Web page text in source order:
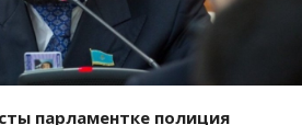
парламентке полиция